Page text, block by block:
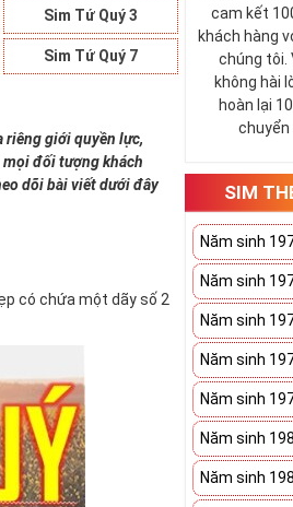
Sim Tứ Quý 3
Sim Tứ Quý 7
riêng giới quyền lực,
đối tượng khách
dõi bài viết dưới đây
có chứa một dãy số 2
cam kết
khách hàng
chúng tôi.
không hài
hoàn lại
chuyển
SIM
Năm sinh
Năm sinh
Năm sinh
Năm sinh
Năm sinh
Năm sinh
Năm sinh